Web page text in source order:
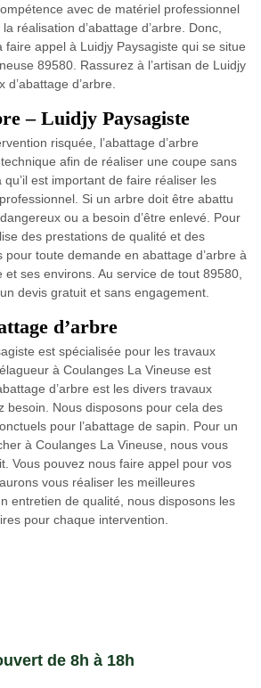
avec de matériel professionnel
réalisation d’abattage d’arbre. Donc,
faire appel à Luidjy Paysagiste qui se situe
89580. Rassurez à l’artisan de Luidjy
d’abattage d’arbre.
– Luidjy Paysagiste
risquée, l’abattage d’arbre
afin de réaliser une coupe sans
qu’il est important de faire réaliser les
Si un arbre doit être abattu
ou a besoin d’être enlevé. Pour
des prestations de qualité et des
pour toute demande en abattage d’arbre à
et ses environs. Au service de tout 89580,
devis gratuit et sans engagement.
d’arbre
est spécialisée pour les travaux
à Coulanges La Vineuse est
d’arbre est les divers travaux
besoin. Nous disposons pour cela des
pour l’abattage de sapin. Pour un
à Coulanges La Vineuse, nous vous
Vous pouvez nous faire appel pour vos
vous réaliser les meilleures
entretien de qualité, nous disposons les
pour chaque intervention.
de 8h à 18h